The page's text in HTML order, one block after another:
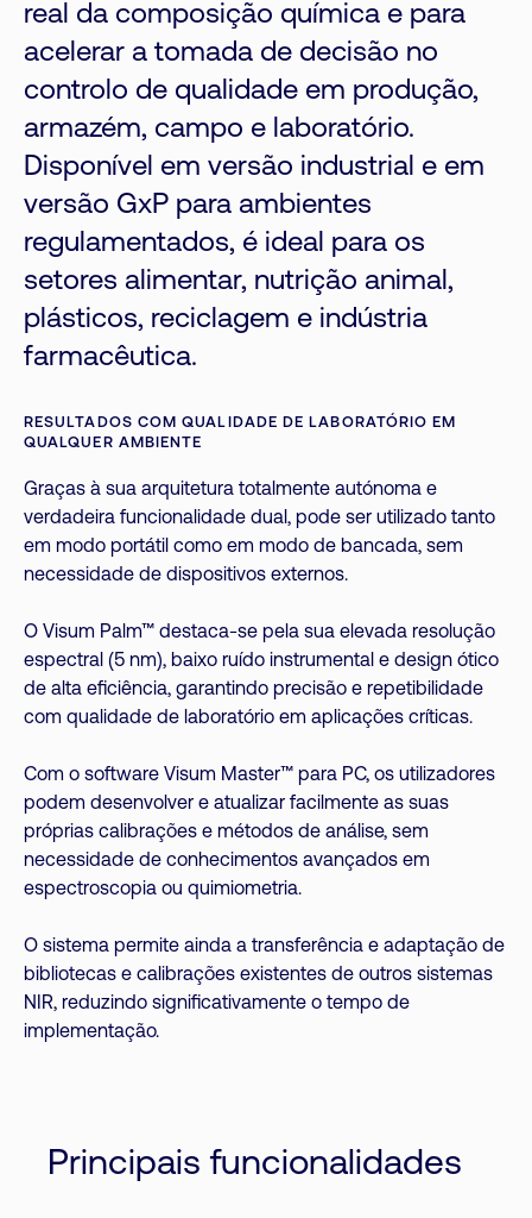
real da composição química e para
acelerar a tomada de decisão no
controlo de qualidade em produção,
armazém, campo e laboratório.
Disponível em versão industrial e em
versão GxP para ambientes
regulamentados, é ideal para os
setores alimentar, nutrição animal,
plásticos, reciclagem e indústria
farmacêutica.
RESULTADOS COM QUALIDADE DE LABORATÓRIO EM
QUALQUER AMBIENTE
Graças à sua arquitetura totalmente autónoma e
verdadeira funcionalidade dual, pode ser utilizado tanto
em modo portátil como em modo de bancada, sem
necessidade de dispositivos externos.
O Visum Palm™ destaca-se pela sua elevada resolução
espectral (5 nm), baixo ruído instrumental e design ótico
de alta eficiência, garantindo precisão e repetibilidade
com qualidade de laboratório em aplicações críticas.
Com o software Visum Master™ para PC, os utilizadores
podem desenvolver e atualizar facilmente as suas
próprias calibrações e métodos de análise, sem
necessidade de conhecimentos avançados em
espectroscopia ou quimiometria.
O sistema permite ainda a transferência e adaptação de
bibliotecas e calibrações existentes de outros sistemas
NIR, reduzindo significativamente o tempo de
implementação.
Principais funcionalidades